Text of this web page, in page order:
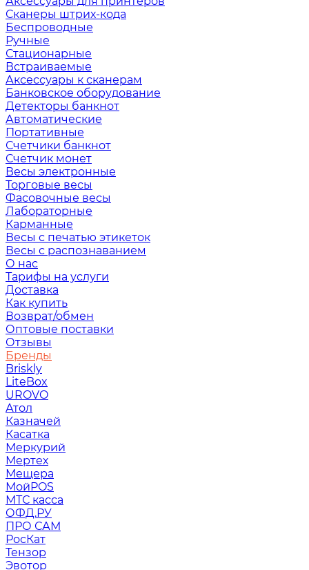
Сканеры штрих-кода
Беспроводные
Ручные
Стационарные
Встраиваемые
Аксессуары к сканерам
Банковское оборудование
Детекторы банкнот
Автоматические
Портативные
Счетчики банкнот
Счетчик монет
Весы электронные
Торговые весы
Фасовочные весы
Лабораторные
Карманные
Весы с печатью этикеток
Весы с распознаванием
О нас
Тарифы на услуги
Доставка
Как купить
Возврат/обмен
Оптовые поставки
Отзывы
Бренды
Briskly
LiteBox
UROVO
Атол
Казначей
Касатка
Меркурий
Мертех
Мещера
МойPOS
МТС касса
ОФД.РУ
ПРО САМ
РосКат
Тензор
Эвотор